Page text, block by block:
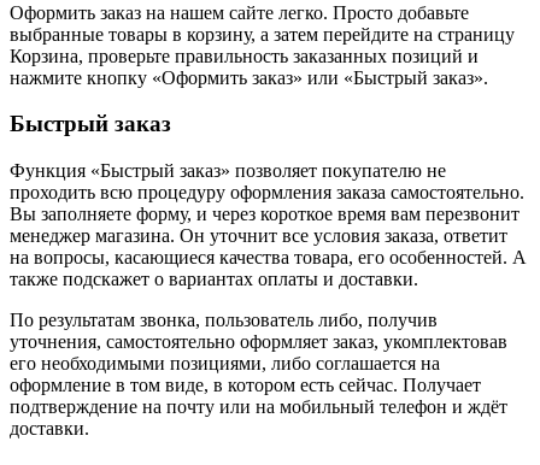
Оформить заказ на нашем сайте легко. Просто добавьте
выбранные товары в корзину, а затем перейдите на страницу
Корзина, проверьте правильность заказанных позиций и
нажмите кнопку «Оформить заказ» или «Быстрый заказ».
Быстрый заказ
Функция «Быстрый заказ» позволяет покупателю не
проходить всю процедуру оформления заказа самостоятельно.
Вы заполняете форму, и через короткое время вам перезвонит
менеджер магазина. Он уточнит все условия заказа, ответит
на вопросы, касающиеся качества товара, его особенностей. А
также подскажет о вариантах оплаты и доставки.
По результатам звонка, пользователь либо, получив
уточнения, самостоятельно оформляет заказ, укомплектовав
его необходимыми позициями, либо соглашается на
оформление в том виде, в котором есть сейчас. Получает
подтверждение на почту или на мобильный телефон и ждёт
доставки.